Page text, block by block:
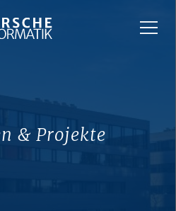
& Projekte